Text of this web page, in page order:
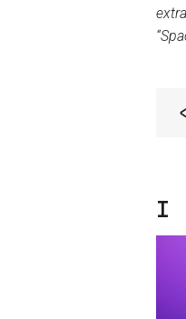
I